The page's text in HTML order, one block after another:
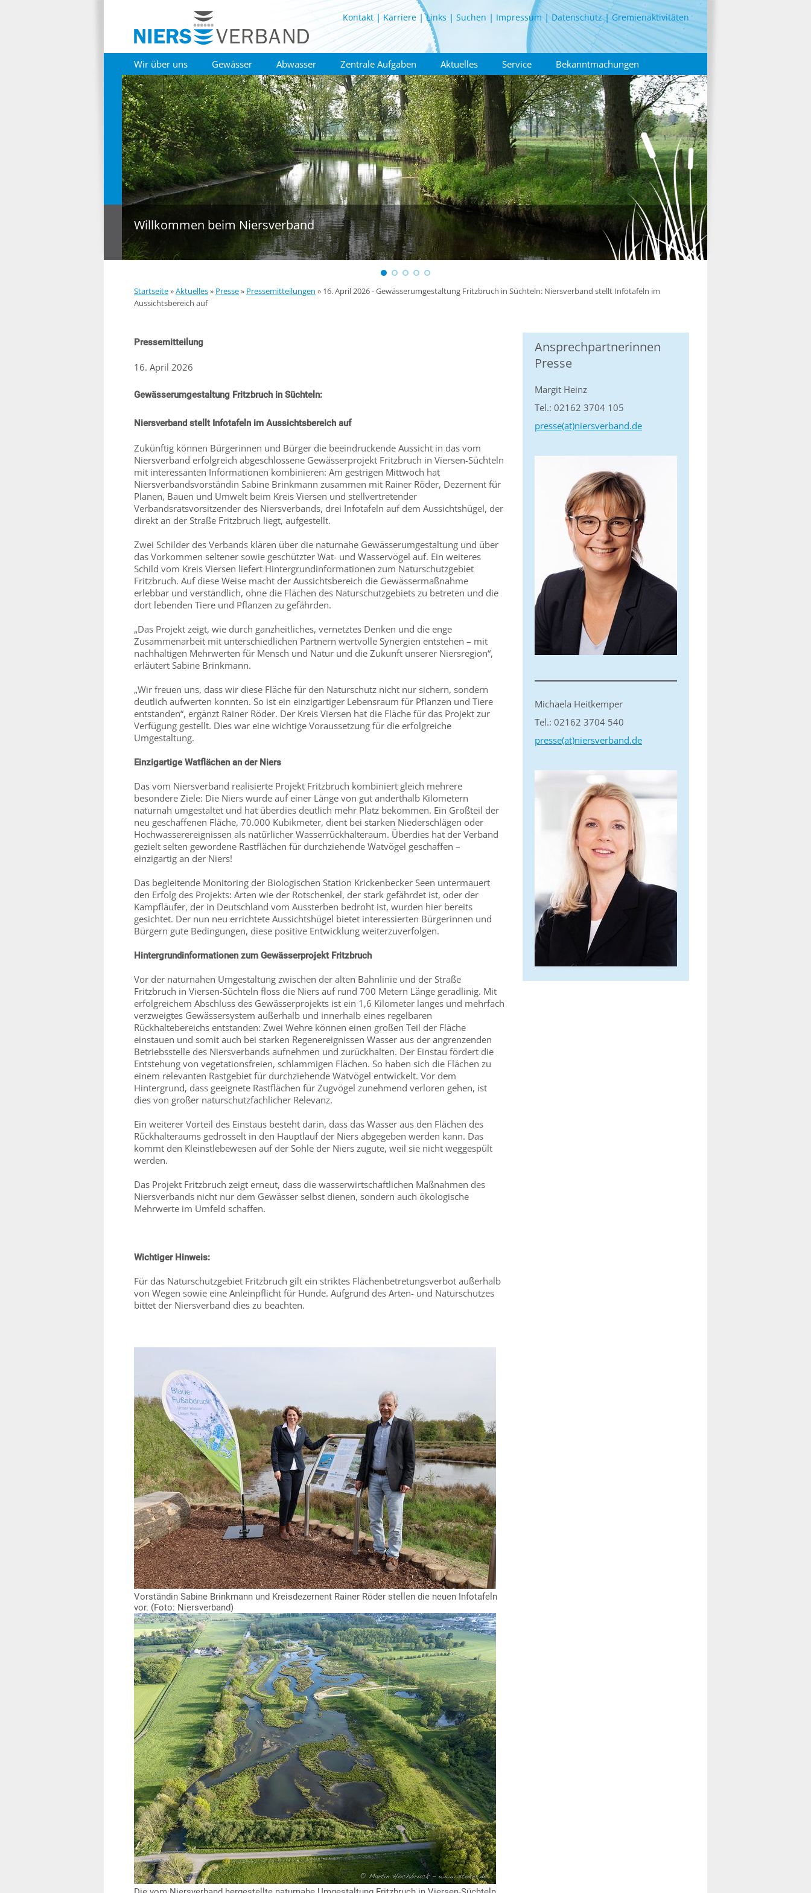
Kontakt Karriere Links Suchen Impressum Datenschutz Gremienaktivitäten
Wir über uns Gewässer Abwasser Zentrale Aufgaben Aktuelles Service Bekanntmachungen
Willkommen beim Niersverband
Startseite»Aktuelles» Presse» Pressemitteilungen » 16. April 2026 - Gewässerumgestaltung Fritzbruch in Süchteln: Niersverband stellt Infotafeln im
Aussichtsbereich auf
Pressemitteilung
16. April 2026
Gewässerumgestaltung Fritzbruch in Süchteln:
Niersverband stellt Infotafeln im Aussichtsbereich auf
Zukünftig können Bürgerinnen und Bürger die beeindruckende Aussicht in das vom
Niersverband erfolgreich abgeschlossene Gewässerprojekt Fritzbruch in Viersen-Süchteln
mit interessanten Informationen kombinieren: Am gestrigen Mittwoch hat
Niersverbandsvorständin Sabine Brinkmann zusammen mit Rainer Röder, Dezernent für
Planen, Bauen und Umwelt beim Kreis Viersen und stellvertretender
Verbandsratsvorsitzender des Niersverbands, drei Infotafeln auf dem Aussichtshügel, der
direkt an der Straße Fritzbruch liegt, aufgestellt.
Zwei Schilder des Verbands klären über die naturnahe Gewässerumgestaltung und über
das Vorkommen seltener sowie geschützter Wat- und Wasservögel auf. Ein weiteres
Schild vom Kreis Viersen liefert Hintergrundinformationen zum Naturschutzgebiet
Fritzbruch. Auf diese Weise macht der Aussichtsbereich die Gewässermaßnahme
erlebbar und verständlich, ohne die Flächen des Naturschutzgebiets zu betreten und die
dort lebenden Tiere und Pflanzen zu gefährden.
„Das Projekt zeigt, wie durch ganzheitliches, vernetztes Denken und die enge
Zusammenarbeit mit unterschiedlichen Partnern wertvolle Synergien entstehen – mit
nachhaltigen Mehrwerten für Mensch und Natur und die Zukunft unserer Niersregion“,
erläutert Sabine Brinkmann.
„Wir freuen uns, dass wir diese Fläche für den Naturschutz nicht nur sichern, sondern
deutlich aufwerten konnten. So ist ein einzigartiger Lebensraum für Pflanzen und Tiere
entstanden“, ergänzt Rainer Röder. Der Kreis Viersen hat die Fläche für das Projekt zur
Verfügung gestellt. Dies war eine wichtige Voraussetzung für die erfolgreiche
Umgestaltung.
Einzigartige Watflächen an der Niers
Das vom Niersverband realisierte Projekt Fritzbruch kombiniert gleich mehrere
besondere Ziele: Die Niers wurde auf einer Länge von gut anderthalb Kilometern
naturnah umgestaltet und hat überdies deutlich mehr Platz bekommen. Ein Großteil der
neu geschaffenen Fläche, 70.000 Kubikmeter, dient bei starken Niederschlägen oder
Hochwasserereignissen als natürlicher Wasserrückhalteraum. Überdies hat der Verband
gezielt selten gewordene Rastflächen für durchziehende Watvögel geschaffen –
einzigartig an der Niers!
Das begleitende Monitoring der Biologischen Station Krickenbecker Seen untermauert
den Erfolg des Projekts: Arten wie der Rotschenkel, der stark gefährdet ist, oder der
Kampfläufer, der in Deutschland vom Aussterben bedroht ist, wurden hier bereits
gesichtet. Der nun neu errichtete Aussichtshügel bietet interessierten Bürgerinnen und
Bürgern gute Bedingungen, diese positive Entwicklung weiterzuverfolgen.
Hintergrundinformationen zum Gewässerprojekt Fritzbruch
Vor der naturnahen Umgestaltung zwischen der alten Bahnlinie und der Straße
Fritzbruch in Viersen-Süchteln floss die Niers auf rund 700 Metern Länge geradlinig. Mit
erfolgreichem Abschluss des Gewässerprojekts ist ein 1,6 Kilometer langes und mehrfach
verzweigtes Gewässersystem außerhalb und innerhalb eines regelbaren
Rückhaltebereichs entstanden: Zwei Wehre können einen großen Teil der Fläche
einstauen und somit auch bei starken Regenereignissen Wasser aus der angrenzenden
Betriebsstelle des Niersverbands aufnehmen und zurückhalten. Der Einstau fördert die
Entstehung von vegetationsfreien, schlammigen Flächen. So haben sich die Flächen zu
einem relevanten Rastgebiet für durchziehende Watvögel entwickelt. Vor dem
Hintergrund, dass geeignete Rastflächen für Zugvögel zunehmend verloren gehen, ist
dies von großer naturschutzfachlicher Relevanz.
Ein weiterer Vorteil des Einstaus besteht darin, dass das Wasser aus den Flächen des
Rückhalteraums gedrosselt in den Hauptlauf der Niers abgegeben werden kann. Das
kommt den Kleinstlebewesen auf der Sohle der Niers zugute, weil sie nicht weggespült
werden.
Das Projekt Fritzbruch zeigt erneut, dass die wasserwirtschaftlichen Maßnahmen des
Niersverbands nicht nur dem Gewässer selbst dienen, sondern auch ökologische
Mehrwerte im Umfeld schaffen.
Wichtiger Hinweis:
Für das Naturschutzgebiet Fritzbruch gilt ein striktes Flächenbetretungsverbot außerhalb
von Wegen sowie eine Anleinpflicht für Hunde. Aufgrund des Arten- und Naturschutzes
bittet der Niersverband dies zu beachten.
Vorständin Sabine Brinkmann und Kreisdezernent Rainer Röder stellen die neuen Infotafeln
vor. (Foto: Niersverband)
Ansprechpartnerinnen
Presse
Margit Heinz
Tel.: 02162 3704 105
presse(at)niersverband.de
Michaela Heitkemper
Tel.: 02162 3704 540
presse(at)niersverband.de